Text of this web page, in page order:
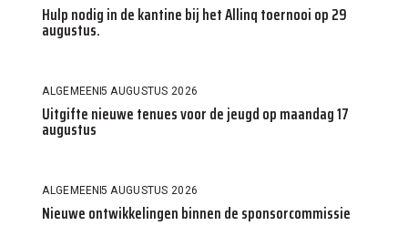
Hulp nodig in de kantine bij het Allinq toernooi op 29
augustus.
ALGEMEEN5 AUGUSTUS 2026
Uitgifte nieuwe tenues voor de jeugd op maandag 17
augustus
ALGEMEEN5 AUGUSTUS 2026
Nieuwe ontwikkelingen binnen de sponsorcommissie